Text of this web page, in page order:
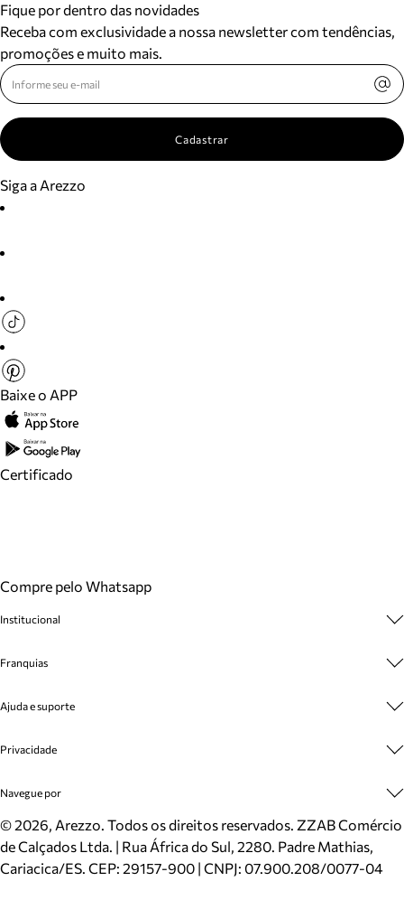
Fique por dentro das novidades
Receba com exclusividade a nossa newsletter com tendências,
promoções e muito mais.
Cadastrar
Siga a Arezzo
Baixe o APP
Certificado
Compre pelo Whatsapp
Institucional
Cashback
Venda Corporativa
Mapa do Site
Inverno
Mundo Arezzo
Franquias
Plano de Negócio
Ajuda e suporte
Cadastro
Meus Pedidos
Trocas e Devoluções
Cartão Presente
Localizador de lojas
Privacidade
Politica e Privacidade
Navegue por
Sapatos
Bolsas
Scarpins
©2026, Arezzo. Todos os direitos reservados. ZZAB Comércio
de Calçados Ltda. | Rua África do Sul, 2280. Padre Mathias,
Cariacica/ES. CEP: 29157-900 | CNPJ: 07.900.208/0077-04